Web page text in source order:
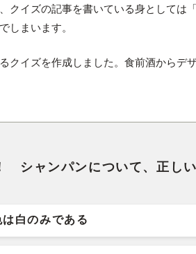
クイズの記事を書いている身としては
しまいます。
クイズを作成しました。食前酒からデ
シャンパンについて、正し
は白のみである